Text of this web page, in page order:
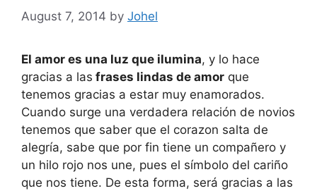
August 7, 2014 by Johel
El amor es una luz que ilumina, y lo hace
gracias a las frases lindas de amor que
tenemos gracias a estar muy enamorados.
Cuando surge una verdadera relación de novios
tenemos que saber que el corazon salta de
alegría, sabe que por fin tiene un compañero y
un hilo rojo nos une, pues el símbolo del cariño
que nos tiene. De esta forma, será gracias a las